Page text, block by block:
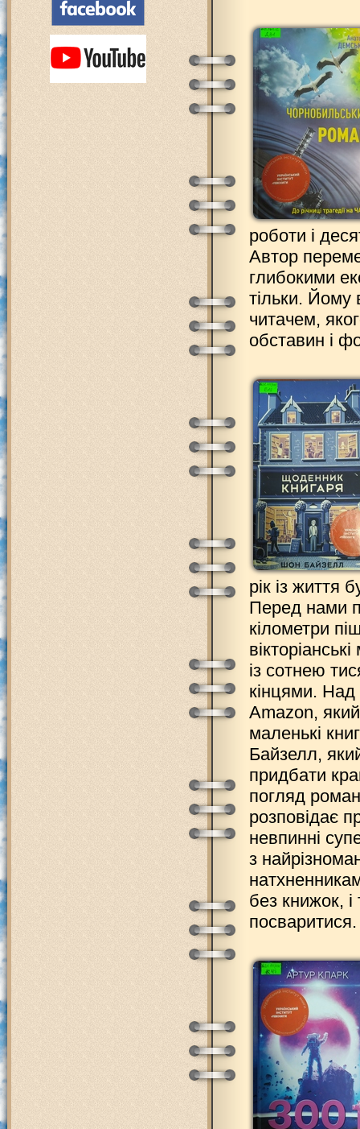
роботи і
Автор
глибокими
тільки.
читачем,
обставин і
рік із життя
Перед нами
кілометри
із сотнею
кінцями.
Amazon,
маленькі
Байзелл,
придбати
погляд
розповідає
невпинні
з
без книжок,
посваритися.